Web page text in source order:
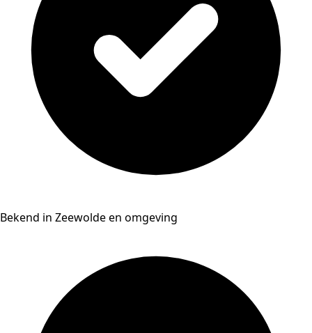
Bekend in Zeewolde en omgeving